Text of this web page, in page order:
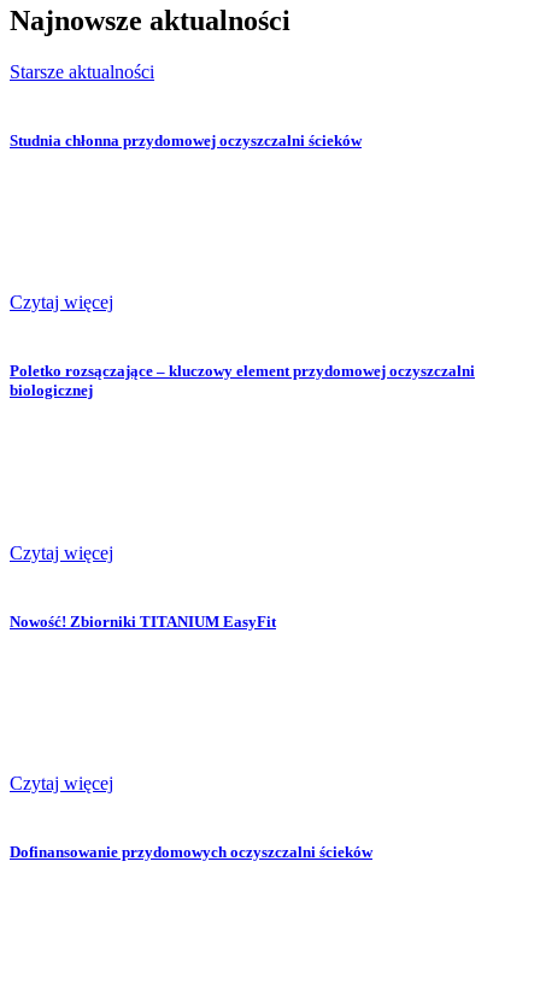
Najnowsze aktualności
Starsze aktualności
Studnia chłonna przydomowej oczyszczalni ścieków
Czytaj więcej
Poletko rozsączające – kluczowy element przydomowej oczyszczalni
biologicznej
Czytaj więcej
Nowość! Zbiorniki TITANIUM EasyFit
Czytaj więcej
Dofinansowanie przydomowych oczyszczalni ścieków